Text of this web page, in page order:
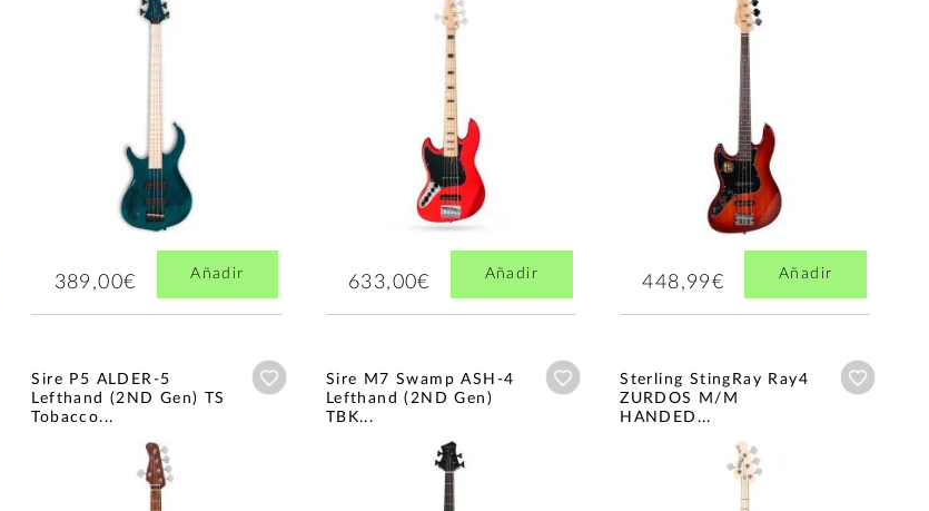
389,00€ Añadir 633,00€ Añadir 448,99€ Añadir
Añadir a wishlist
Sire P5 ALDER-5
Lefthand (2ND Gen) TS
Tobacco...
Añadir a wishlist
Sire M7 Swamp ASH-4
Lefthand (2ND Gen)
TBK...
Añadir a wishlist
Sterling StingRay Ray4
ZURDOS M/M
HANDED...